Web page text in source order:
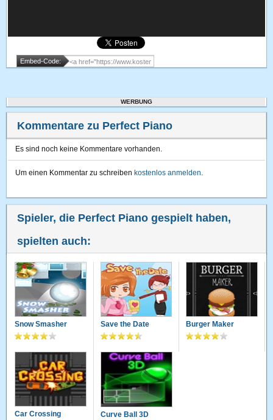
Embed-Code:
WERBUNG
Kommentare zu Perfect Piano
Es sind noch keine Kommentare vorhanden.
Um einen Kommentar zu schreiben kostenlos anmelden.
Spieler, die Perfect Piano gespielt haben,
spielten auch:
Snow Smasher Save the Date Burger Maker
Car Crossing Curve Ball 3D